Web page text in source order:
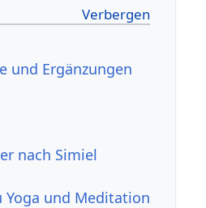
und Ergänzungen
nach Simiel
und Meditation